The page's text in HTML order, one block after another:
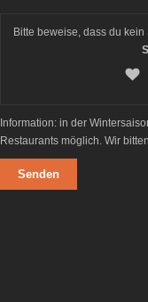
Bitte beweise, dass du
Information: in der
Restaurants möglich. Wir